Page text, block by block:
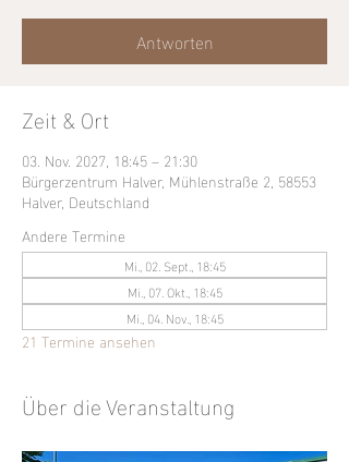
Antworten
Zeit & Ort
03. Nov. 2027, 18:45 – 21:30
Bürgerzentrum Halver, Mühlenstraße 2, 58553
Halver, Deutschland
Andere Termine
Mi., 02. Sept., 18:45
Mi., 07. Okt., 18:45
Mi., 04. Nov., 18:45
21 Termine ansehen
Über die Veranstaltung